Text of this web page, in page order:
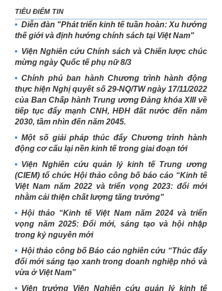
TIÊU ĐIỂM TIN
Diễn đàn "Phát triển kinh tế tuần hoàn: Xu hướng
thế giới và định hướng chính sách tại Việt Nam"
Viện Nghiên cứu Chính sách và Chiến lược chúc
mừng ngày Quốc tế phụ nữ 8/3
Chính phủ ban hành Chương trình hành động
thực hiện Nghị quyết số 29-NQ/TW ngày 17/11/2022
của Ban Chấp hành Trung ương Đảng khóa XIII về
tiếp tục đẩy mạnh CNH, HĐH đất nước đến năm
2030, tầm nhìn đến năm 2045.
Một số giải pháp thúc đẩy Chương trình hành
động cơ cấu lại nền kinh tế trong giai đoạn tới
Viện Nghiên cứu quản lý kinh tế Trung ương
(CIEM) tổ chức Hội thảo công bố báo cáo “Kinh tế
Việt Nam năm 2022 và triển vọng 2023: đổi mới
nhằm cải thiện chất lượng tăng trưởng"
Hội thảo “Kinh tế Việt Nam năm 2024 và triển
vọng năm 2025: Đổi mới, sáng tạo và hội nhập
trong kỷ nguyên mới
Hội thảo công bố Báo cáo nghiên cứu “Thúc đẩy
đổi mới sáng tạo xanh trong doanh nghiệp nhỏ và
vừa ở Việt Nam”
Viện trưởng Viện Nghiên cứu quản lý kinh tế